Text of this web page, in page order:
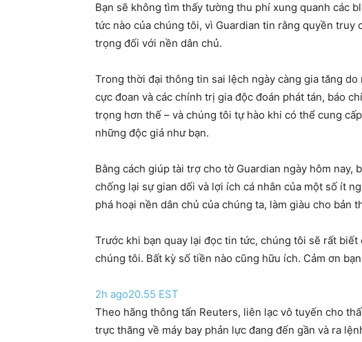
Bạn sẽ không tìm thấy tường thu phí xung quanh các
tức nào của chúng tôi, vì Guardian tin rằng quyền truy
trọng đối với nền dân chủ.
Trong thời đại thông tin sai lệch ngày càng gia tăng
cực đoan và các chính trị gia độc đoán phát tán, báo
trọng hơn thế – và chúng tôi tự hào khi có thể cung
những độc giả như bạn.
Bằng cách giúp tài trợ cho tờ Guardian ngày hôm
chống lại sự gian dối và lợi ích cá nhân của một số ít
phá hoại nền dân chủ của chúng ta, làm giàu cho bản
Trước khi bạn quay lại đọc tin tức, chúng tôi sẽ rất
chúng tôi. Bất kỳ số tiền nào cũng hữu ích. Cảm ơn
2h ago20.55 EST
Theo hãng thông tấn Reuters, liên lạc vô tuyến cho
trực thăng về máy bay phản lực đang đến gần và ra